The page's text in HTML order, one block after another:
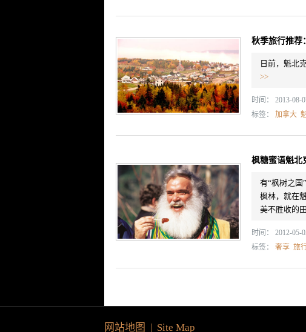
秋季旅行推荐
日前，魁北
>>
时间： 2013-08-
标签： 加拿大
枫糖蜜语魁北
有“枫树之国
枫林，就在
美不胜收的
时间： 2012-05-
标签： 奢享 旅
网站地图 | Site Map